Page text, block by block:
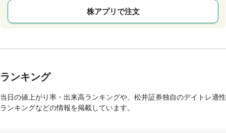
株アプリで注文
ランキング
当日の値上がり率・出来高ランキングや、松井証券独自のデイトレ適性
ランキングなどの情報を掲載しています。